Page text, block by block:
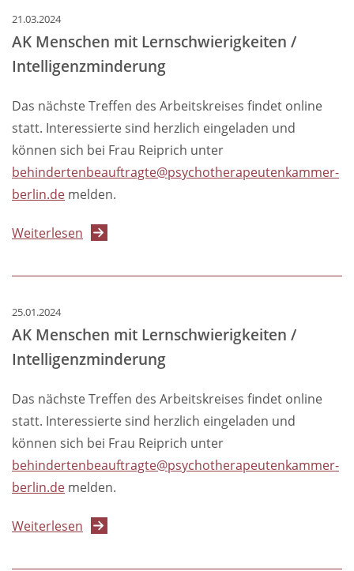
/
Intelligenzminderung
21.03.2024
AK Menschen mit Lernschwierigkeiten /
Intelligenzminderung
Das nächste Treffen des Arbeitskreises findet online
statt. Interessierte sind herzlich eingeladen und
können sich bei Frau Reiprich unter
behindertenbeauftragte@psychotherapeutenkammer-
berlin.de melden.
Weiterlesen über
Menschen
/
Intelligenzminderung
25.01.2024
AK Menschen mit Lernschwierigkeiten /
Intelligenzminderung
Das nächste Treffen des Arbeitskreises findet online
statt. Interessierte sind herzlich eingeladen und
können sich bei Frau Reiprich unter
behindertenbeauftragte@psychotherapeutenkammer-
berlin.de melden.
Weiterlesen über